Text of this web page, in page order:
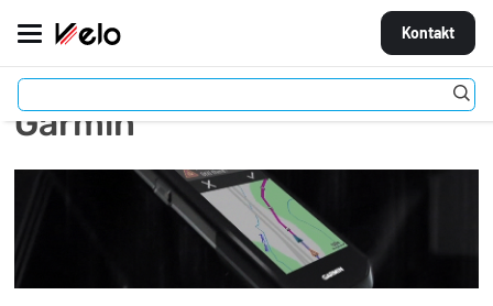
Kontakt
MARKI
AKCESORIA
Garmin